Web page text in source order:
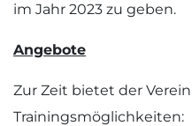
im Jahr 2023 zu geben.
Angebote
Zur Zeit bietet der
Trainingsmöglichkeiten: